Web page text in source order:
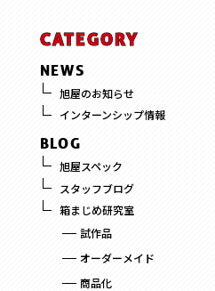
CATEGORY
NEWS
旭屋のお知らせ
インターンシップ情報
BLOG
旭屋スペック
スタッフブログ
箱まじめ研究室
試作品
オーダーメイド
商品化